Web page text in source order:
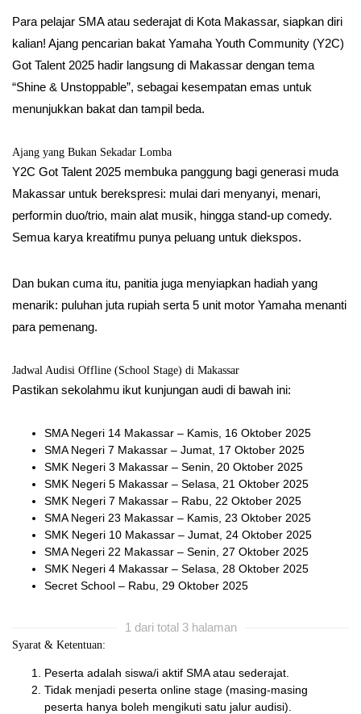
Para pelajar SMA atau sederajat di Kota Makassar, siapkan diri
kalian! Ajang pencarian bakat Yamaha Youth Community (Y2C)
Got Talent 2025 hadir langsung di Makassar dengan tema
“Shine & Unstoppable”, sebagai kesempatan emas untuk
menunjukkan bakat dan tampil beda.
Ajang yang Bukan Sekadar Lomba
Y2C Got Talent 2025 membuka panggung bagi generasi muda
Makassar untuk berekspresi: mulai dari menyanyi, menari,
performin duo/trio, main alat musik, hingga stand-up comedy.
Semua karya kreatifmu punya peluang untuk diekspos.
Dan bukan cuma itu, panitia juga menyiapkan hadiah yang
menarik: puluhan juta rupiah serta 5 unit motor Yamaha menanti
para pemenang.
Jadwal Audisi Offline (School Stage) di Makassar
Pastikan sekolahmu ikut kunjungan audi di bawah ini:
SMA Negeri 14 Makassar – Kamis, 16 Oktober 2025
SMA Negeri 7 Makassar – Jumat, 17 Oktober 2025
SMK Negeri 3 Makassar – Senin, 20 Oktober 2025
SMK Negeri 5 Makassar – Selasa, 21 Oktober 2025
SMK Negeri 7 Makassar – Rabu, 22 Oktober 2025
SMA Negeri 23 Makassar – Kamis, 23 Oktober 2025
SMK Negeri 10 Makassar – Jumat, 24 Oktober 2025
SMA Negeri 22 Makassar – Senin, 27 Oktober 2025
SMK Negeri 4 Makassar – Selasa, 28 Oktober 2025
Secret School – Rabu, 29 Oktober 2025
1 dari total 3 halaman
Syarat & Ketentuan:
Peserta adalah siswa/i aktif SMA atau sederajat.
Tidak menjadi peserta online stage (masing-masing
peserta hanya boleh mengikuti satu jalur audisi).